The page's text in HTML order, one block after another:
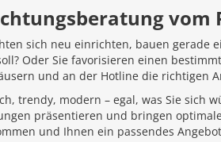
vom
sich neu einrichten, bauen gerade
Oder Sie favorisieren einen
und an der Hotline die richtigen
trendy, modern – egal, was Sie sich
präsentieren und bringen
und Ihnen ein passendes